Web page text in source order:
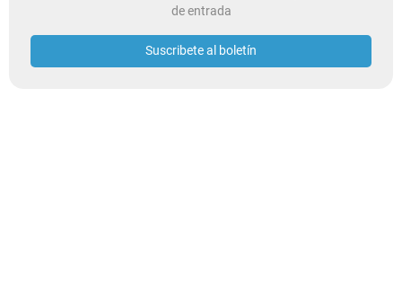
de entrada
Suscribete al boletín